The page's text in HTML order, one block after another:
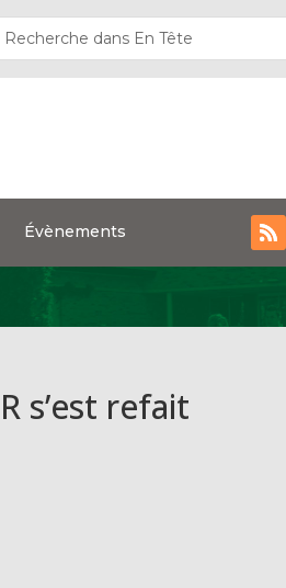
Évènements
s’est refait